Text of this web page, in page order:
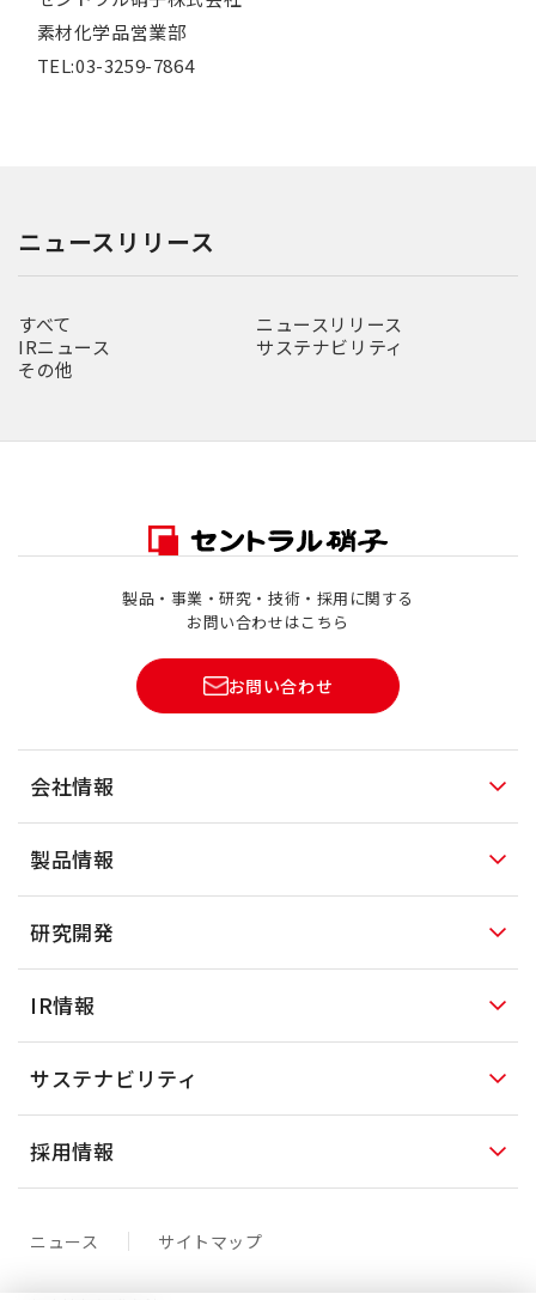
素材化学品営業部
TEL:03-3259-7864
ニュースリリース
すべて
ニュースリリース
IRニュース
サステナビリティ
その他
製品・事業・研究・技術・採用に関する
お問い合わせはこちら
お問い合わせ
会社情報
製品情報
研究開発
IR情報
サステナビリティ
採用情報
ニュース サイトマップ